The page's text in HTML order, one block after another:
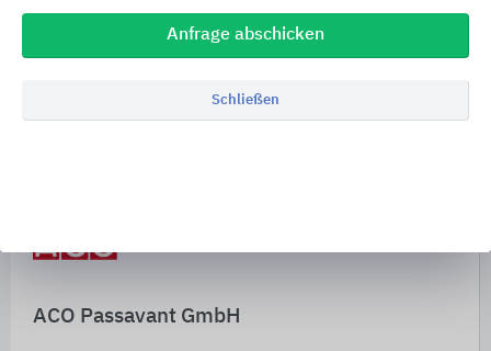
ACO Passavant GmbH
Fertigpumpstationen
Rückstausysteme
Anfrage abschicken
Schließen